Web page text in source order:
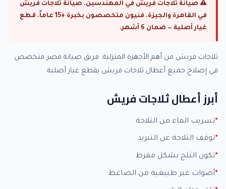
⚠ صيانة ثلاجات فريش في المهندسين. صيانة ثلاجات فريش
في القاهرة والجيزة. فنيون متخصصون بخبرة +15 عاماً. قطع
غيار أصلية — ضمان 6 أشهر.
ثلاجات فريش من أهم الأجهزة المنزلية. فريق صيانة مصر متخصص
في إصلاح جميع أعطال ثلاجات فريش بقطع غيار أصلية.
أبرز أعطال ثلاجات فريش
تسريب الماء من الثلاجة
توقف الثلاجة عن التبريد
تكون الثلج بشكل مفرط
أصوات غير طبيعية من الضاغط